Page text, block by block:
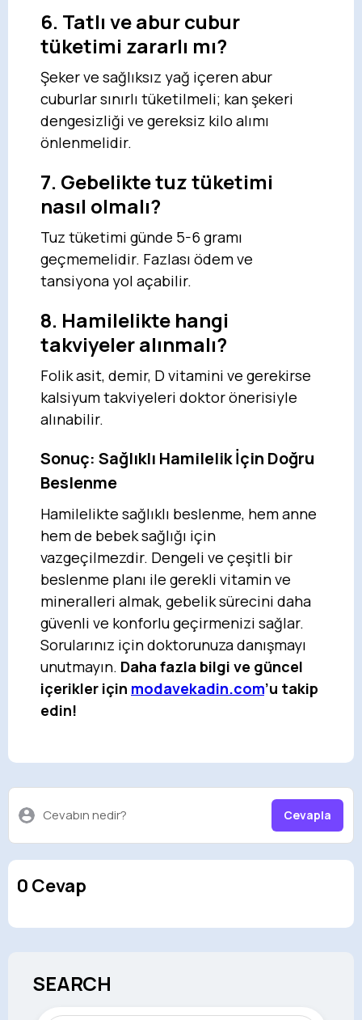
6. Tatlı ve abur cubur
tüketimi zararlı mı?
Şeker ve sağlıksız yağ içeren abur
cuburlar sınırlı tüketilmeli; kan şekeri
dengesizliği ve gereksiz kilo alımı
önlenmelidir.
7. Gebelikte tuz tüketimi
nasıl olmalı?
Tuz tüketimi günde 5-6 gramı
geçmemelidir. Fazlası ödem ve
tansiyona yol açabilir.
8. Hamilelikte hangi
takviyeler alınmalı?
Folik asit, demir, D vitamini ve gerekirse
kalsiyum takviyeleri doktor önerisiyle
alınabilir.
Sonuç: Sağlıklı Hamilelik İçin Doğru
Beslenme
Hamilelikte sağlıklı beslenme, hem anne
hem de bebek sağlığı için
vazgeçilmezdir. Dengeli ve çeşitli bir
beslenme planı ile gerekli vitamin ve
mineralleri almak, gebelik sürecini daha
güvenli ve konforlu geçirmenizi sağlar.
Sorularınız için doktorunuza danışmayı
unutmayın. Daha fazla bilgi ve güncel
içerikler için modavekadin.com’u takip
edin!
Cevabın nedir? Cevapla
0 Cevap
SEARCH